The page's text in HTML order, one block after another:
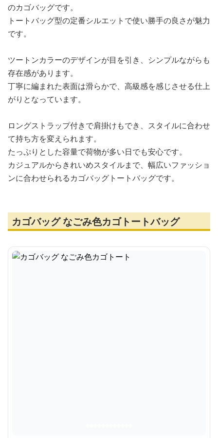
のカゴバッグです。
トートバッグ型の定番シルエットで使い勝手の良さが魅力
です。
ツートンカラーのデザインが目を引き、シンプルながらも
存在感があります。
丁寧に編まれた表面は滑らかで、高級感を感じさせる仕上
がりとなっています。
ロングストラップ付きで肩掛けもでき、スタイルに合わせ
て持ち方を変えられます。
たっぷりとした容量で荷物が多い日でも安心です。
カジュアルからきれいめスタイルまで、幅広いファッショ
ンに合わせられるカゴバッグトートバッグです。
カゴバッグ なごみ色カゴトートバッグ